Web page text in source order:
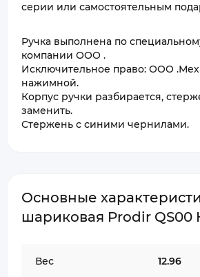
серии или самостоятельным
Ручка выполнена по
компании ООО .
Исключительное право: ООО
нажимной.
Корпус ручки разбирается,
заменить.
Стержень с синими чернилами.
Основные
шариковая Prodir QS00
Вес 12.96